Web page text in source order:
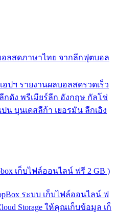
อลสดภาษาไทย จากลีกฟุตบอล
ปฯ รายงานผลบอลสดรวดเร็ว
ดัง พรีเมียร์ลีก อังกฤษ กัลโช่
น บุนเดสลีก้า เยอรมัน ลีกเอิง
เก็บไฟล์ออนไลน์ ฟรี 2 GB )
ระบบ เก็บไฟล์ออนไลน์ ฟ
Storage ให้คุณเก็บข้อมูล เก็